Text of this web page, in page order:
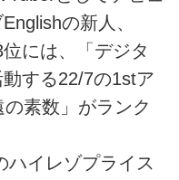
の新人、
には、「デジタ
する22/7の1stア
素数」がランク
ハイレゾプライス